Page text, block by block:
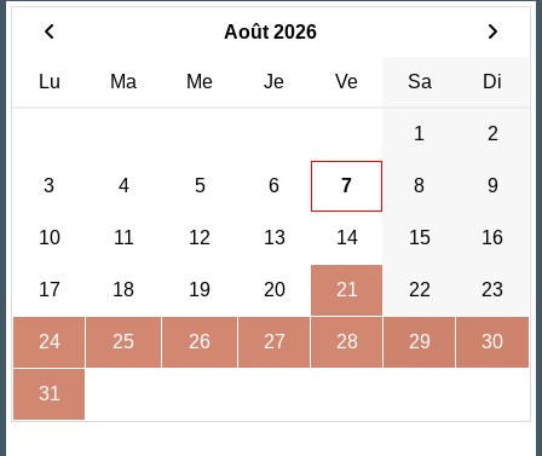
Août 2026
Lu Ma Me Je Ve Sa Di
1 2
3 4 5 6 7 8 9
10 11 12 13 14 15 16
17 18 19 20 21 22 23
24 25 26 27 28 29 30
31